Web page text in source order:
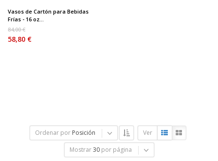
Vasos de Cartón para Bebidas
Frías - 16 oz...
84,00 €
58,80 €
Ordenar por Posición Ver
Mostrar 30 por página